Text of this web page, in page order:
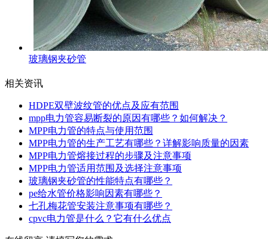
玻璃钢夹砂管
相关资讯
HDPE双壁波纹管的优点及应有范围
mpp电力管容易断裂的原因有哪些？如何解决？
MPP电力管的特点与使用范围
MPP电力管的生产工艺有哪些？详解影响质量的因素
MPP电力管熔接过程的步骤及注意事项
MPP电力管适用范围及选择注意事项
玻璃钢夹砂管的性能特点有哪些？
pe给水管价格影响因素有哪些？
七孔梅花管安装注意事项有哪些？
cpvc电力管是什么？它有什么优点